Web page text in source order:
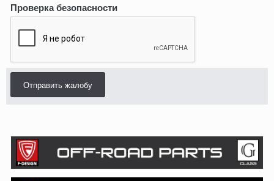
Проверка безопасности
Отправить жалобу